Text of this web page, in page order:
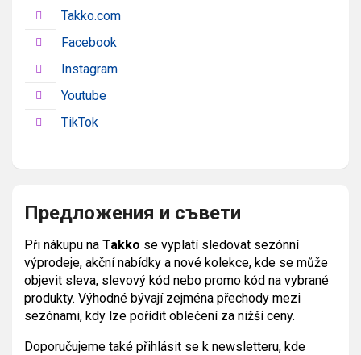
Takko.com
Facebook
Instagram
Youtube
TikTok
Предложения и съвети
Při nákupu na Takko se vyplatí sledovat sezónní
výprodeje, akční nabídky a nové kolekce, kde se může
objevit sleva, slevový kód nebo promo kód na vybrané
produkty. Výhodné bývají zejména přechody mezi
sezónami, kdy lze pořídit oblečení za nižší ceny.
Doporučujeme také přihlásit se k newsletteru, kde